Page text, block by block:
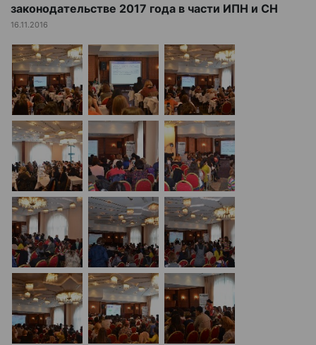
законодательстве 2017 года в части ИПН и СН
16.11.2016